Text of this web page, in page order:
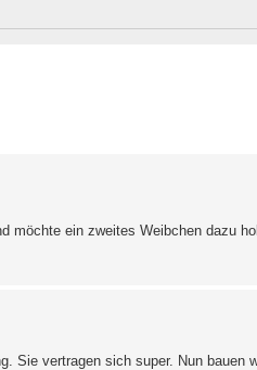
möchte ein zweites Weibchen dazu
Sie vertragen sich super. Nun bauen